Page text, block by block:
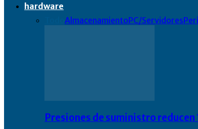
hardware
AlmacenamientoPC/Servidores
Presiones de suministro